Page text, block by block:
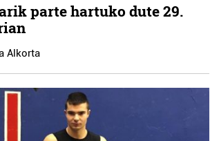
parte hartuko dute 29.
Alkorta